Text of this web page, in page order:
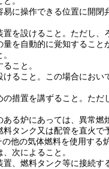
に操作できる位置に開閉
を設けること。 ただし、
を自動的に覚知すること
こと。
ること。
この場合におい
措置を講ずること。 ただ
る炉にあっては、異常燃
タンク又は配管を直火
他の気体燃料を使用す
次によること。
置、燃料タンク等に接続